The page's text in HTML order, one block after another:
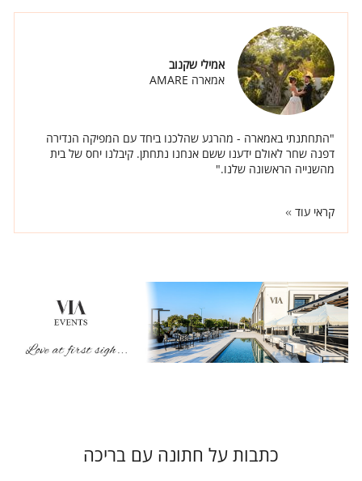
אמילי שקנוב
אמארה AMARE
"התחתנתי באמארה - מהרגע שהלכנו ביחד עם המפיקה הנדירה
דפנה שחר לאולם ידענו ששם אנחנו נתחתן. קיבלנו יחס של בית
מהשנייה הראשונה שלנו."
קראי עוד
כתבות על חתונה עם בריכה